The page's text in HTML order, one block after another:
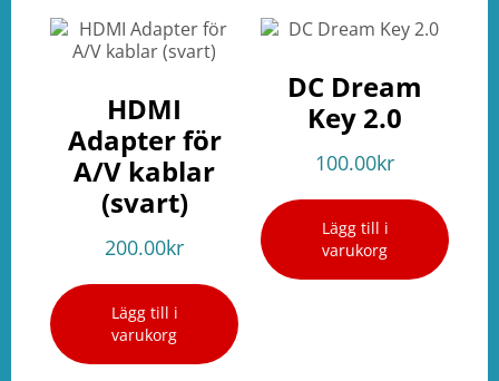
HDMI
Adapter för
A/V kablar
(svart)
200.00kr
Lägg till i
varukorg
DC Dream
Key 2.0
100.00kr
Lägg till i
varukorg